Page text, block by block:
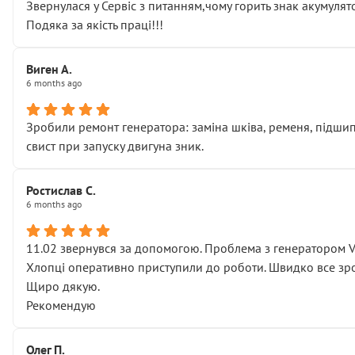
Звернулася у Сервіс з питанням,чому горить знак
Подяка за якість праці!!!
Виген А.
6 months ago
Зробили ремонт генератора: заміна шківа, ременя,
свист при запуску двигуна зник.
Ростислав С.
6 months ago
11.02 звернувся за допомогою. Проблема з генератором
Хлопці оперативно приступили до роботи. Швидко все
Щиро дякую.
Рекомендую
Олег П.